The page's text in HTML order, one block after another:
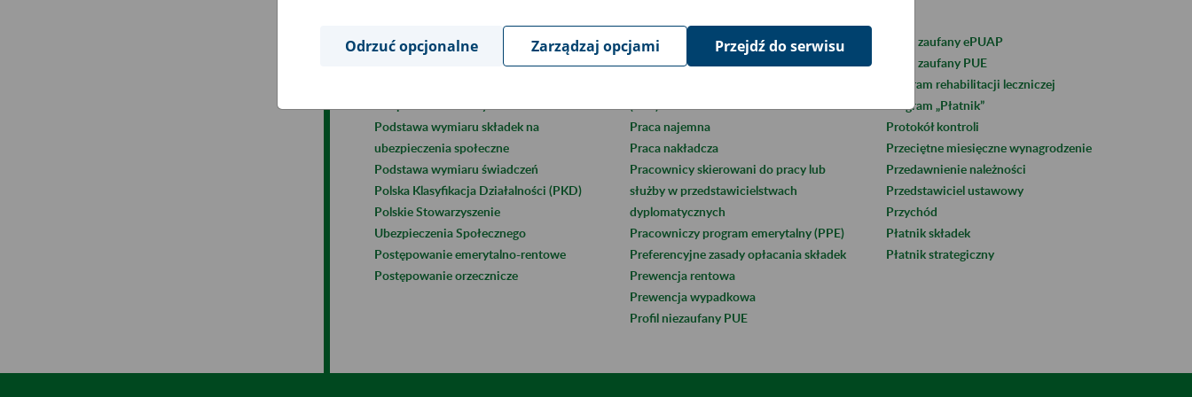
Państwa UE oraz państwa EFTA
Platforma Usług Elektronicznych (PUE)
Podstawa wymiaru składek na
ubezpieczenia społeczne
Podstawa wymiaru świadczeń
Polska Klasyfikacja Działalności (PKD)
Polskie Stowarzyszenie
Ubezpieczenia Społecznego
Postępowanie emerytalno-rentowe
Postępowanie orzecznicze
Postępowanie wyjaśniające
Potrącenie ze świadczeń
Praca najemna
Praca nakładcza
Pracownicy skierowani do pracy lub
służby w przedstawicielstwach
dyplomatycznych
Pracowniczy program emerytalny (PPE)
Preferencyjne zasady opłacania składek
Prewencja rentowa
Prewencja wypadkowa
Profil niezaufany PUE
Profil zaufany ePUAP
Profil zaufany PUE
Program rehabilitacji leczniczej
Program „Płatnik”
Protokół kontroli
Przeciętne miesięczne wynagrodzenie
Przedawnienie należności
Przedstawiciel ustawowy
Przychód
Płatnik składek
Płatnik strategiczny
Odrzuć opcjonalne Zarządzaj opcjami Przejdź do serwisu